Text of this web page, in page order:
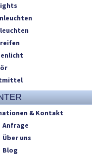
& Kontakt
Anfrage
Über uns
Blog